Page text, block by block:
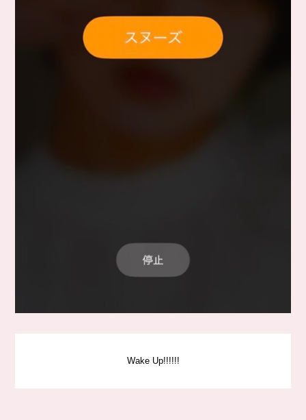
Wake Up!!!!!!